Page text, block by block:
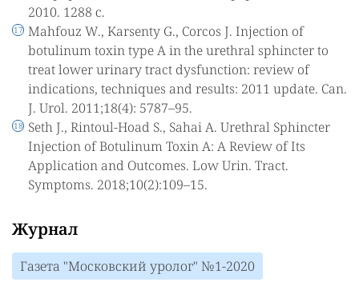
2010. 1288 с.
Mahfouz W., Karsenty G., Corcos J. Injection of
botulinum toxin type A in the urethral sphincter to
treat lower urinary tract dysfunction: review of
indications, techniques and results: 2011 update. Can.
J. Urol. 2011;18(4): 5787–95.
Seth J., Rintoul-Hoad S., Sahai A. Urethral Sphincter
Injection of Botulinum Toxin A: A Review of Its
Application and Outcomes. Low Urin. Tract.
Symptoms. 2018;10(2):109–15.
Журнал
Газета "Московский уролог" №1-2020